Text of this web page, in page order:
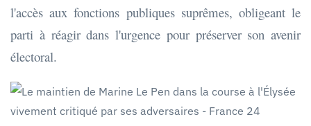
l'accès aux fonctions publiques suprêmes, obligeant le
parti à réagir dans l'urgence pour préserver son avenir
électoral.